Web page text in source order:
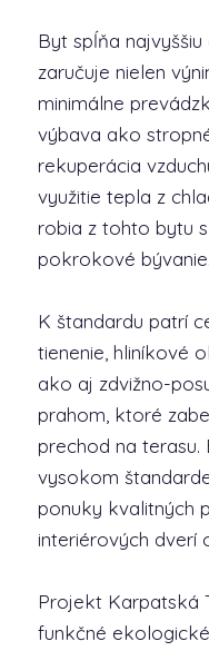
Byt spĺňa
zaručuje nielen
minimálne
výbava ako
rekuperácia
využitie tepla z
robia z tohto bytu
pokrokové bývanie.
K štandardu patrí
tienenie, hliníkové
ako aj zdvižno-
prahom, ktoré
prechod na
vysokom
ponuky kvalitných
interiérových dverí
Projekt Karpatská
funkčné